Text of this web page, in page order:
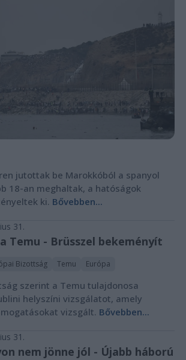
jutottak be Marokkóból a spanyol
18-an meghaltak, a hatóságok
ki. Bővebben...
31.
Temu - Brüsszel bekeményít
Bizottság Temu Európa
szerint a Temu tulajdonosa
helyszíni vizsgálatot, amely
vizsgált. Bővebben...
31.
nem jönne jól - Újabb háború